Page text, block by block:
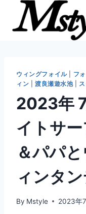
ウィングフォイル| フ
ィン
渡良瀬遊水池|
2023年
イトサ
＆パパ
ィンタ
By Mstyle 2023年